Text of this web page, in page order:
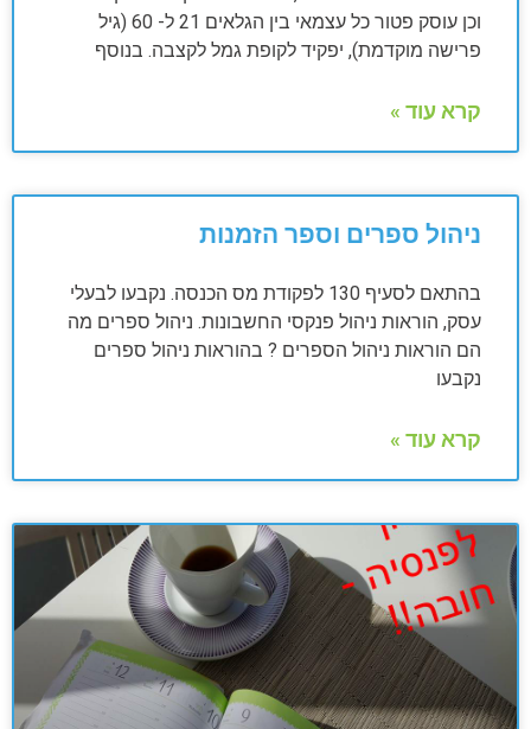
וכן עוסק פטור כל עצמאי בין הגלאים 21 ל- 60 (גיל
פרישה מוקדמת), יפקיד לקופת גמל לקצבה. בנוסף
קרא עוד »
ניהול ספרים וספר הזמנות
בהתאם לסעיף 130 לפקודת מס הכנסה. נקבעו לבעלי
עסק, הוראות ניהול פנקסי החשבונות. ניהול ספרים מה
הם הוראות ניהול הספרים ? בהוראות ניהול ספרים
נקבעו
קרא עוד »